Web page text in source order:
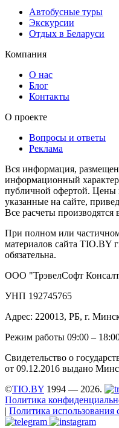
Автобусные туры
Экскурсии
Отдых в Беларуси
Компания
О нас
Блог
Контакты
О проекте
Вопросы и ответы
Реклама
Вся информация,
информационный
публичной офертой.
указанные на сайте,
Все расчеты производятся
При полном или
материалов сайта TIO.BY
обязательна.
ООО "ТрэвелСофт
УНП 192745765
Адрес: 220013, РБ, г.
Режим работы 09:00 –
Свидетельство о
от 09.12.2016 выдано
©TIO.BY 1994 — 2026.
Политика
| Политика использования